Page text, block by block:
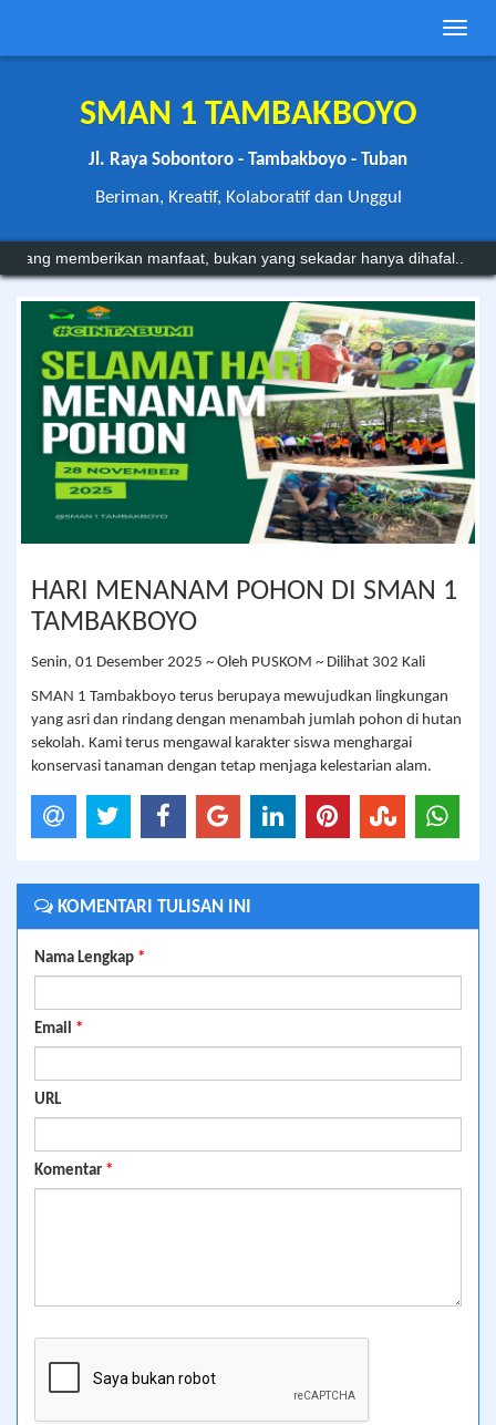
Toggle
SMAN 1 TAMBAKBOYO
Jl. Raya Sobontoro - Tambakboyo - Tuban
Beriman, Kreatif, Kolaboratif dan Unggul
manfaat, bukan yang sekadar hanya dihafal..Imam Syafi'i
HARI MENANAM POHON DI SMAN 1
TAMBAKBOYO
Senin, 01 Desember 2025 ~ Oleh PUSKOM ~ Dilihat 302 Kali
SMAN 1 Tambakboyo terus berupaya mewujudkan lingkungan
yang asri dan rindang dengan menambah jumlah pohon di hutan
sekolah. Kami terus mengawal karakter siswa menghargai
konservasi tanaman dengan tetap menjaga kelestarian alam.
KOMENTARI TULISAN INI
Nama Lengkap *
Email *
URL
Komentar *